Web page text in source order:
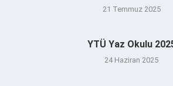
21 Temmuz 2025
YTÜ Yaz Okulu
24 Haziran 2025